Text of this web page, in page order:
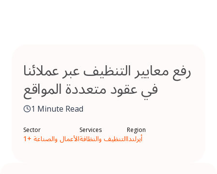
رفع معايير التنظيف عبر عملائنا
في عقود متعددة المواقع
1 Minute Read
Sector
الأعمال والصناعة +1
Services
التنظيف والنظافة
Region
أيرلندا